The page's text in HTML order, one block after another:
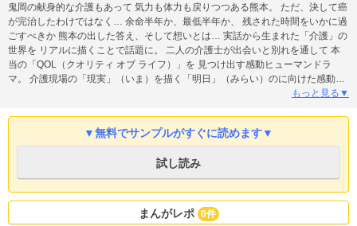
鬼岡の献身的な介護もあって 気力も体力も戻りつつある熊本。 ただ、決して癌
が完治したわけではなく… 余命半年か、最低半年か、 残された時間をいかに過
ごすべきか 熊本の出した答え、そして想いとは… 実話から生まれた「介護」の
世界を リアルに描くことで話題に。 二人の介護士が出会いと別れを通して 本
当の「QOL（クオリティ オブ ライフ）」を 見つけ出す感動ヒューマンドラ
マ。 介護現場の「現実」（いま）を描く「明日」（みらい）のに向けた感動物
もっと見る▼
▼無料でサンプルがすぐに読めます▼
試し読み
まんがレポ 0件